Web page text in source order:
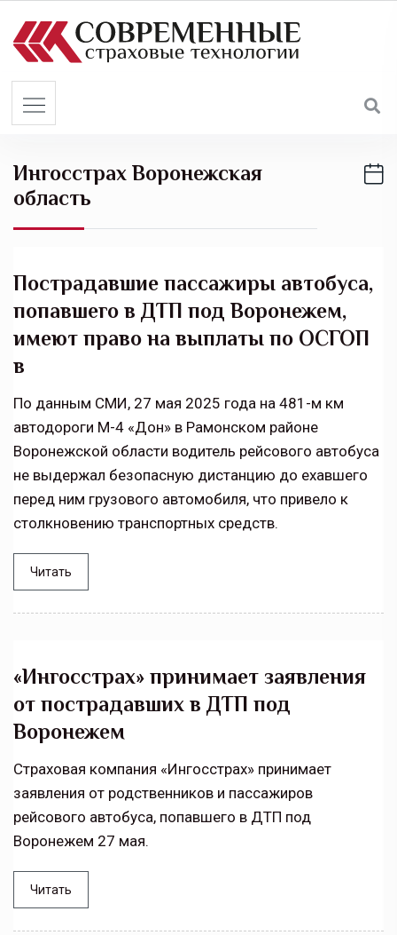
Ингосстрах Воронежская
область
Пострадавшие пассажиры автобуса,
попавшего в ДТП под Воронежем,
имеют право на выплаты по ОСГОП
в
По данным СМИ, 27 мая 2025 года на 481-м км
автодороги М-4 «Дон» в Рамонском районе
Воронежской области водитель рейсового автобуса
не выдержал безопасную дистанцию до ехавшего
перед ним грузового автомобиля, что привело к
столкновению транспортных средств.
Читать
«Ингосстрах» принимает заявления
от пострадавших в ДТП под
Воронежем
Страховая компания «Ингосстрах» принимает
заявления от родственников и пассажиров
рейсового автобуса, попавшего в ДТП под
Воронежем 27 мая.
Читать